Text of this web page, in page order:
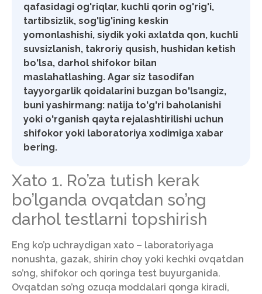
qafasidagi og'riqlar, kuchli qorin og'rig'i,
tartibsizlik, sog'lig'ining keskin
yomonlashishi, siydik yoki axlatda qon, kuchli
suvsizlanish, takroriy qusish, hushidan ketish
bo'lsa, darhol shifokor bilan
maslahatlashing. Agar siz tasodifan
tayyorgarlik qoidalarini buzgan bo'lsangiz,
buni yashirmang: natija to'g'ri baholanishi
yoki o'rganish qayta rejalashtirilishi uchun
shifokor yoki laboratoriya xodimiga xabar
bering.
Xato 1. Ro’za tutish kerak
bo’lganda ovqatdan so’ng
darhol testlarni topshirish
Eng ko’p uchraydigan xato – laboratoriyaga
nonushta, gazak, shirin choy yoki kechki ovqatdan
so’ng, shifokor och qoringa test buyurganida.
Ovqatdan so’ng ozuqa moddalari qonga kiradi,